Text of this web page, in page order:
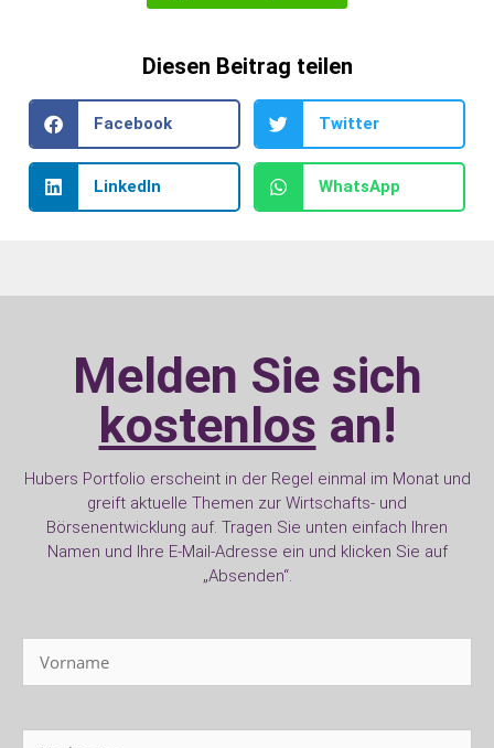
Diesen Beitrag teilen
Facebook Twitter
LinkedIn WhatsApp
Melden Sie sich
kostenlos an!
Hubers Portfolio erscheint in der Regel einmal im Monat und
greift aktuelle Themen zur Wirtschafts- und
Börsenentwicklung auf. Tragen Sie unten einfach Ihren
Namen und Ihre E-Mail-Adresse ein und klicken Sie auf
„Absenden“.